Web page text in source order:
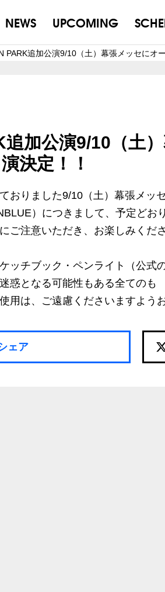
NEWS UPCOMING
PARK追加公演9/10（土）幕張メッセにオ
追加公演9/10（土
決定！！
おりました9/10（土）幕張メッ
）につきまして、予定どお
ご注意いただき、お楽しみくださ
ッチブック・ペンライト（公式
惑となる可能性もある全てのも
用は、ご遠慮くださいますよう
ェア